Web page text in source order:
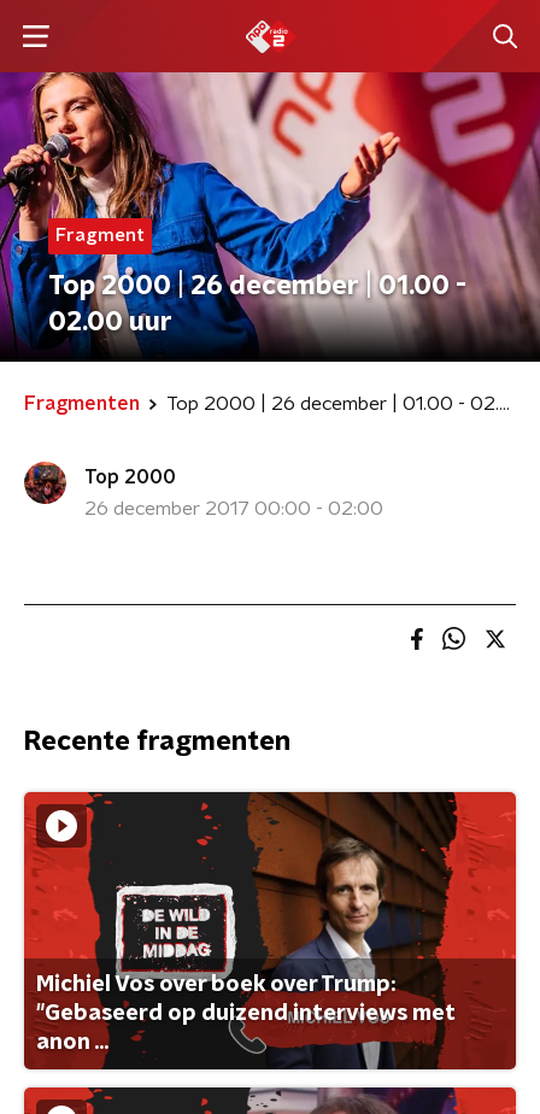
Fragment
Top 2000 | 26 december | 01.00 -
02.00 uur
Fragmenten Top 2000 | 26 december | 01.00 - 02.00 uur
Top 2000
26 december 2017 00:00 - 02:00
Recente fragmenten
Michiel Vos over boek over Trump:
"Gebaseerd op duizend interviews met
anon ...